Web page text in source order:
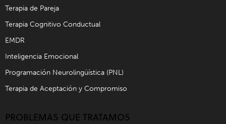
Terapia de Pareja
Terapia Cognitivo Conductual
EMDR
Inteligencia Emocional
Programación Neurolingüística (PNL)
Terapia de Aceptación y Compromiso
PROBLEMAS QUE TRATAMOS